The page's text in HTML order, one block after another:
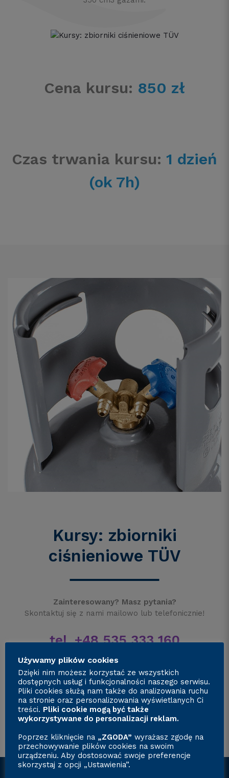
Cena kursu: 850 zł
Czas trwania kursu: 1 dzień
(ok 7h)
Kursy: zbiorniki
ciśnieniowe TÜV
Zainteresowany? Masz pytania?
Skontaktuj się z nami mailowo lub telefonicznie!
tel. +48 535 333 160
tel. +48 660 900 900
kursy@a-cademy.pl
Używamy plików cookies
Dzięki nim możesz korzystać ze wszystkich
dostępnych usług i funkcjonalności naszego serwisu.
Pliki cookies służą nam także do analizowania ruchu
na stronie oraz personalizowania wyświetlanych Ci
treści. Pliki cookie mogą być także
wykorzystywane do personalizacji reklam.
Poprzez kliknięcie na „ZGODA” wyrażasz zgodę na
przechowywanie plików cookies na swoim
urządzeniu. Aby dostosować swoje preferencje
skorzystaj z opcji „Ustawienia”.